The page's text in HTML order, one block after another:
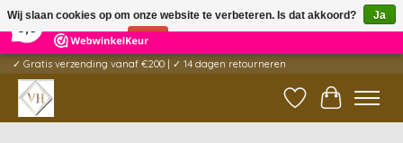
5 Reviews ×
✓ Gratis verzending vanaf €200 | ✓ 14 dagen retourneren
Verlanglijst
Wij slaan cookies op om onze website te verbeteren. Is dat akkoord?
Ja
Nee